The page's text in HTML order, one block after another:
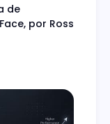
de
por Ross